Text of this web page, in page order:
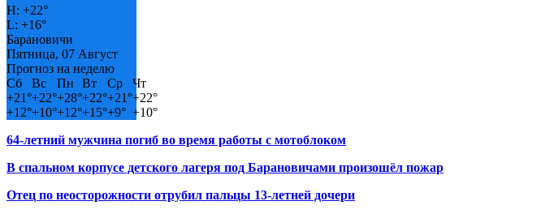
H: +22°
L: +16°
Барановичи
Пятница, 07 Август
Прогноз на неделю
Сб
Вс Пн Вт Ср
Чт
+21°+22°+28°+22°+21°+22°
+12°+10°+12°+15°+9° +10°
64-летний мужчина погиб во время работы с мотоблоком
В спальном корпусе детского лагеря под Барановичами произошёл пожар
Отец по неосторожности отрубил пальцы 13-летней дочери